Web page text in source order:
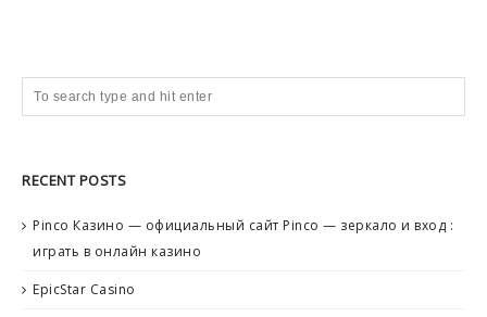
RECENT POSTS
Pinco Казино — официальный сайт Pinco — зеркало и вход :
играть в онлайн казино
EpicStar Casino